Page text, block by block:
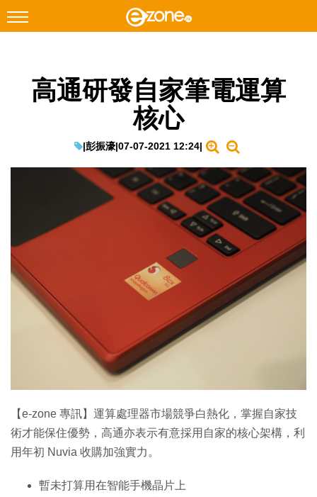
Facebook Instagram
遊戲動漫
IT Times
生成式AI與雲端應用
Enterprise Digital Transformation
高通研發自家筆電運算
核心
|彭振濠|07-07-2021 12:24|
【e-zone 專訊】運算處理器市場競爭白熱化，掌握自家技
術才能保住優勢，高通亦表示有意採用自家的核心架構，利
用年初 Nuvia 收購加強實力。
暫未打算用在智能手機晶片上